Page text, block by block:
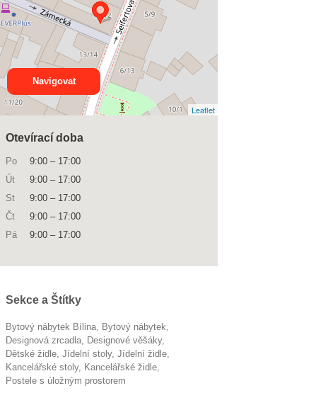
Leaflet
Navigovat
Otevírací doba
Po 9:00 – 17:00
Út
9:00 – 17:00
St
9:00 – 17:00
Čt
9:00 – 17:00
Pá
9:00 – 17:00
Sekce a Štítky
Bytový nábytek Bílina
Bytový nábytek
designová zrcadla
designové věšáky
dětské židle
jídelní stoly
jídelní židle
kancelářské stoly
kancelářské židle
postele s úložným prostorem